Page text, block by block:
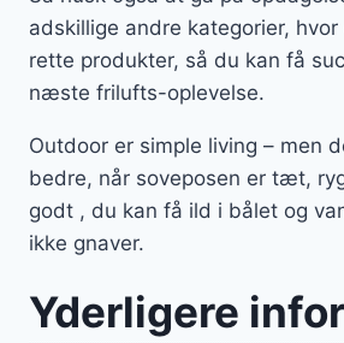
adskillige andre kategorier,
rette produkter, så du kan få
næste frilufts-oplevelse.
Outdoor er simple living – men
bedre, når soveposen er tæt,
godt , du kan få ild i bålet og
ikke gnaver.
Yderligere